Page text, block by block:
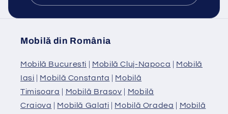
Mobilă din România
Mobilă Bucuresti | Mobilă Cluj-Napoca | Mobilă
Iasi | Mobilă Constanta | Mobilă
Timisoara | Mobilă Brasov | Mobilă
Craiova | Mobilă Galati | Mobilă Oradea | Mobilă